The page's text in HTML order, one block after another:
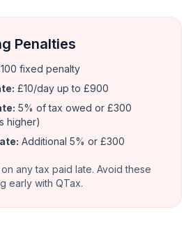
Penalties
fixed penalty
£10/day up to £900
5% of tax owed or £300
higher)
Additional 5% or £300
any tax paid late. Avoid these
early with QTax.